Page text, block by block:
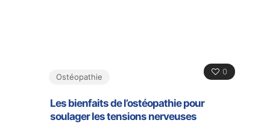
0
Ostéopathie
Les bienfaits de l’ostéopathie pour
soulager les tensions nerveuses